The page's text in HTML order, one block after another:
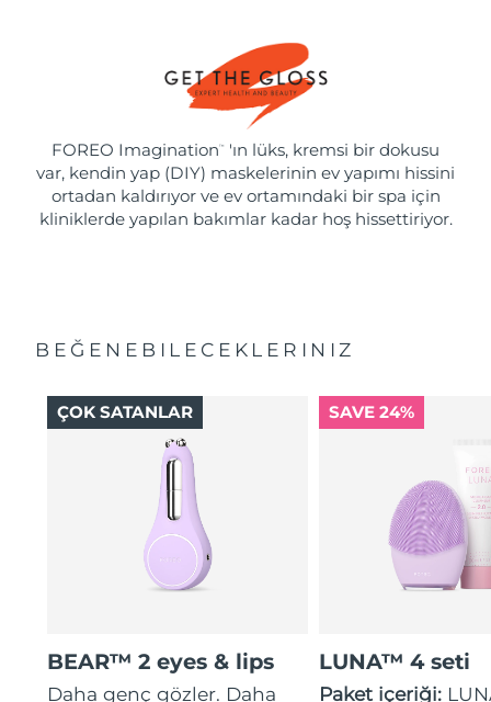
FOREO Imagination ™
'ın lüks, kremsi bir dokusu
var, kendin yap (DIY) maskelerinin ev yapımı hissini
ortadan kaldırıyor ve ev ortamındaki bir spa için
kliniklerde yapılan bakımlar kadar hoş hissettiriyor.
BEĞENEBILECEKLERINIZ
BEAR™ 2 eyes & lips
Daha genç gözler. Daha
ÇOK SATANLAR SAVE 24%
LUNA™ 4 seti
Paket içeriği: